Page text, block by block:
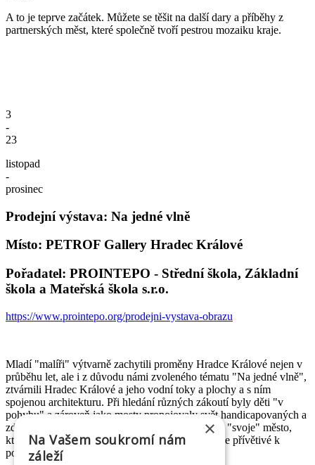
A to je teprve začátek. Můžete se těšit na další dary a příběhy z
partnerských měst, které společně tvoří pestrou mozaiku kraje.
3
-
23
listopad
-
prosinec
Prodejní výstava: Na jedné vlně
Místo: PETROF Gallery Hradec Králové
Pořadatel: PROINTEPO - Střední škola, Základní
škola a Mateřská škola s.r.o.
https://www.prointepo.org/prodejni-vystava-obrazu
Mladí "malíři" výtvarně zachytili proměny Hradce Králové nejen v
průběhu let, ale i z důvodu námi zvoleného tématu "Na jedné vlně",
ztvárnili Hradec Králové a jeho vodní toky a plochy a s ním
spojenou architekturu. Při hledání různých zákoutí byly děti "v
pohybu" a zároveň jako mosty propojovaly svět handicapovaných a
zdravých. Děti a žáci svými výtvory chtěli oslavit "svoje" město,
které slaví významné životní jubileum a zároveň je přívětivé k
potřebám všech jeho obyvatel.
×
Na Vašem soukromí nám
záleží